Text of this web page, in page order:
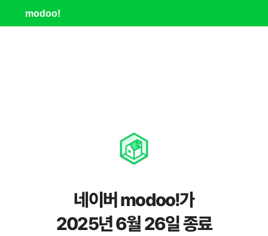
modoo!
네이버 modoo!가
2025년 6월 26일 종료